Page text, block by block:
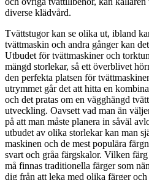
diverse klädvård.
Tvättstugor kan se olika ut, ibland
tvättmaskin och andra gånger kan
Utbudet för tvättmaskiner och
mängd storlekar, så ett överblivet
den perfekta platsen för
utrymmet går det att hitta en
och det pratas om en vägghängd
utveckling. Oavsett vad man än
på att man måste planera in såväl
utbudet av olika storlekar kan man
maskinen och de mest populära
svart och gråa färgskalor. Vilken
må finnas traditionella färger som
dig från att leka med olika färger